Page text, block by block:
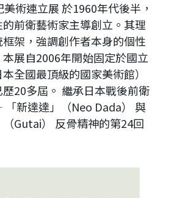
術連立展 於1960年代後半，
前衛藝術家主導創立。其理
架，強調創作者本身的個性
展自2006年開始固定於國立
全國最頂級的國家美術館）
20多屆。 繼承日本戰後前衛
新達達」（Neo Dada） 與
（Gutai） 反骨精神的第24回